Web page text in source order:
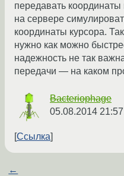
передавать
на сервере
координаты курсора.
нужно как можно
надежность не так
передачи — на каком
Bacteriophage
05.08.2014
Ссылка
←